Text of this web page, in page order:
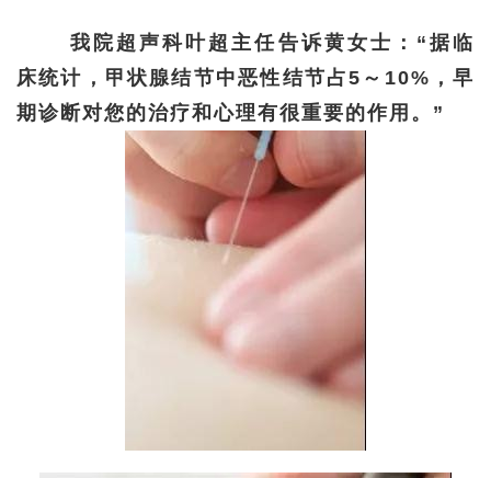
我院超声科叶超主任告诉黄女士：“据临
床统计，甲状腺结节中恶性结节占5～10%，早
期诊断对您的治疗和心理有很重要的作用。”